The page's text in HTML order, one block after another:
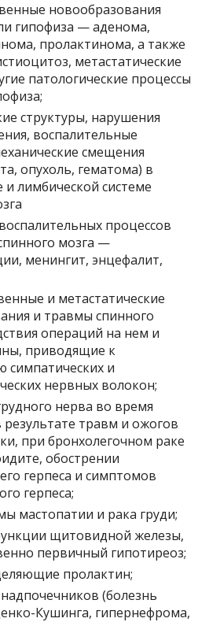
новообразования
гипофиза — аденома,
пролактинома, а также
метастатические
патологические процессы
структуры, нарушения
воспалительные
смещения
опухоль, гематома) в
и лимбической системе
процессов
мозга —
менингит, энцефалит,
и метастатические
и травмы спинного
операций на нем и
приводящие к
и
нервных волокон;
нерва во время
травм и ожогов
при бронхолегочном раке
обострении
герпеса и симптомов
герпеса;
мастопатии и рака груди;
щитовидной железы,
первичный гипотиреоз;
пролактин;
(болезнь
Кушинга, гипернефрома,